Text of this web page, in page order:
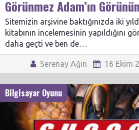
Görünmez Adam’ın
Sitemizin arşivine baktığınızda iki
kitabının incelemesinin yapıldığını
daha geçti ve ben de…
Serenay Ağın 16 Ekim
Bilgisayar Oyunu